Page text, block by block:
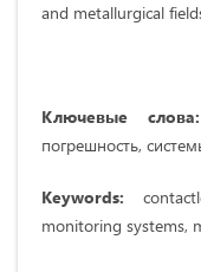
and metallurgical
Ключевые
погрешность,
Keywords:
monitoring systems,